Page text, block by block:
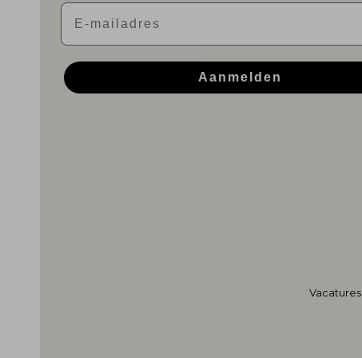
Email
Aanmelden
Vacatures